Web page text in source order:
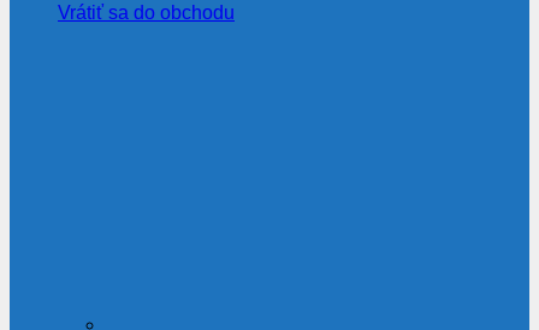
Vrátiť sa do obchodu